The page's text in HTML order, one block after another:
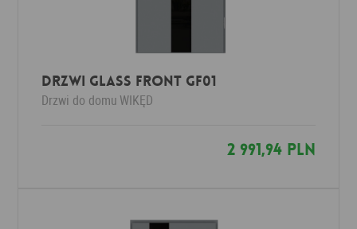
Drzwi Glass Front GF01
Drzwi do domu WIKĘD
2 991,94 PLN